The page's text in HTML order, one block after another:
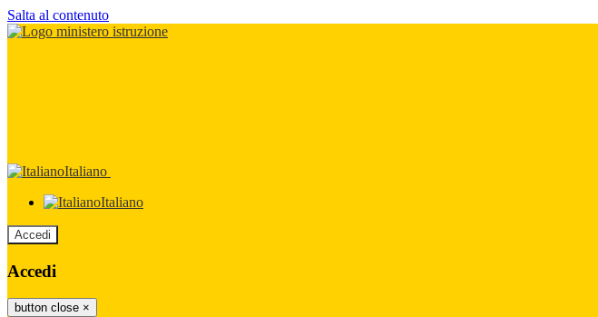
Salta al contenuto
Italiano
Italiano
Accedi
Accedi
button close ×